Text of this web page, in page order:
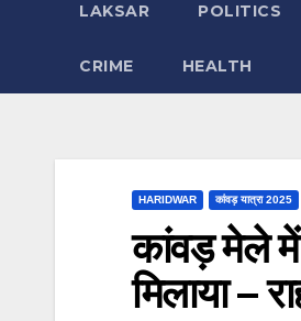
LAKSAR POLITICS
CRIME HEALTH
HARIDWAR कांवड़ यात्रा 2025
कांवड़ मेले में
मिलाया –